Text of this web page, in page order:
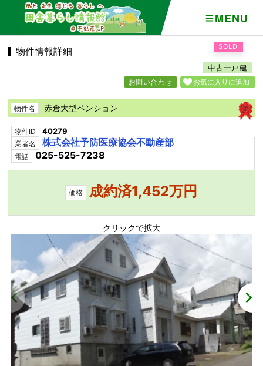
MENU
SOLD
物件情報詳細
中古一戸建
お気に入りに追加
お問い合わせ
物件名 赤倉大型ペンション
物件ID 40279
業者名 株式会社予防医療協会不動産部
電話 025-525-7238
価格 成約済1,452万円
クリックで拡大